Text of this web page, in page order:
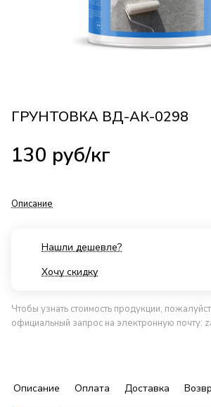
ГРУНТОВКА ВД-АК-0298
130 руб/кг
Описание
Нашли дешевле?
Хочу скидку
Чтобы узнать стоимость продукции,
официальный запрос на электронную почту:
Описание Оплата Доставка